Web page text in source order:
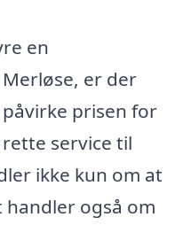
en
er der
prisen for
service til
ikke kun om at
også om